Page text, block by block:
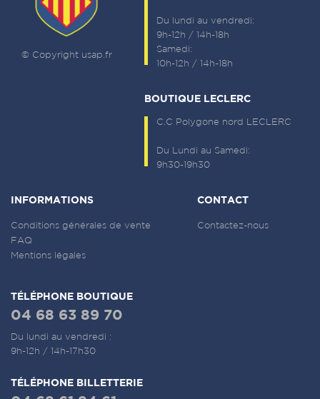
© Copyright usap.fr
Du lundi au vendredi:
9h-12h / 14h-18h
Samedi:
10h-12h / 14h-18h
BOUTIQUE LECLERC
C.C Polygone nord LECLERC
Du Lundi au Samedi:
9h30-19h30
INFORMATIONS
Conditions générales de vente
FAQ
Mentions légales
TÉLÉPHONE BOUTIQUE
04 68 63 89 70
Du lundi au vendredi :
9h-12h / 14h-17h30
TÉLÉPHONE BILLETTERIE
CONTACT
Contactez-nous